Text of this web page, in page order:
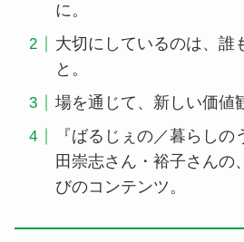
に。
大切にしているのは、誰
と。
場を通じて、新しい価値
『ばるじぇの／暮らし
田崇志さん・裕子さんの
びのコンテンツ。